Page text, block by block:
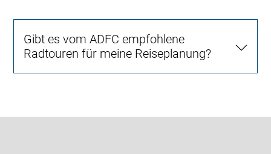
Gibt es vom ADFC empfohlene
Radtouren für meine Reiseplanung?